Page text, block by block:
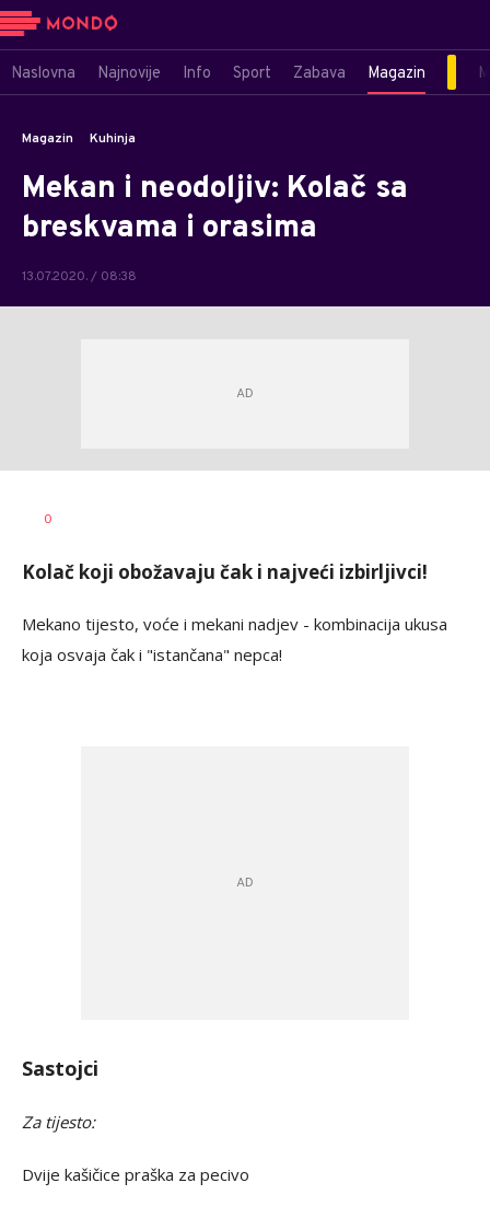
Naslovna Najnovije Info Sport Zabava Magazin
Magazin Kuhinja
Mekan i neodoljiv: Kolač sa
breskvama i orasima
13.07.2020. / 08:38
AUTOR
0
Kolač koji obožavaju čak i najveći izbirljivci!
Mekano tijesto, voće i mekani nadjev - kombinacija ukusa
koja osvaja čak i "istančana" nepca!
Sastojci
Za tijesto:
Dvije kašičice praška za pecivo